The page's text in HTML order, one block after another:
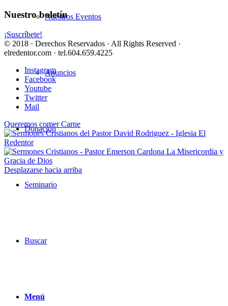
Nuestros Eventos
Anuncios
Donación
Seminario
Buscar
Menú
Nuestro boletín
¡Suscríbete!
© 2018 · Derechos Reservados · All Rights Reserved ·
elredentor.com · tel.604.659.4225
Instagram
Facebook
Youtube
Twitter
Mail
Queremos comer Carne
La Misericordia y
Gracia de Dios
Desplazarse hacia arriba